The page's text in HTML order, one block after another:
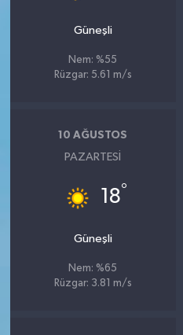
Güneşli
Nem: %55
Rüzgar: 5.61 m/s
10 AĞUSTOS
PAZARTESI
18°
Güneşli
Nem: %65
Rüzgar: 3.81 m/s